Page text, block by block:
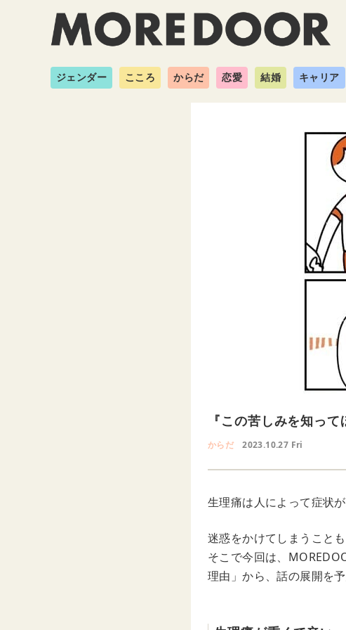
ジェンダー こころ からだ 恋愛 結婚 キャリア
『この苦しみを知っ
からだ 2023.10.27 Fri
生理痛は人によって症状が
迷惑をかけてしまうこと
そこで今回は、
理由」から、話の展開を